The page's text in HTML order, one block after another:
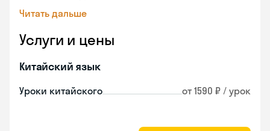
Читать дальше
Услуги и цены
Китайский язык
Уроки китайского от 1590 ₽ / урок